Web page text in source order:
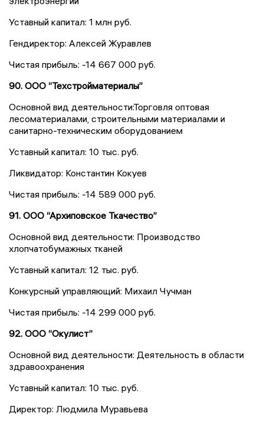
Уставный капитал: 1 млн руб.
Гендиректор: Алексей Журавлев
Чистая прибыль: -14 667 000 руб.
90. ООО “Техстройматериалы”
Основной вид деятельности:Торговля оптовая
лесоматериалами, строительными материалами и
санитарно-техническим оборудованием
Уставный капитал: 10 тыс. руб.
Ликвидатор: Константин Кокуев
Чистая прибыль: -14 589 000 руб.
91. ООО “Архиповское Ткачество”
Основной вид деятельности: Производство
хлопчатобумажных тканей
Уставный капитал: 12 тыс. руб.
Конкурсный управляющий: Михаил Чучман
Чистая прибыль: -14 299 000 руб.
92. ООО “Окулист”
Основной вид деятельности: Деятельность в области
здравоохранения
Уставный капитал: 10 тыс. руб.
Директор: Людмила Муравьева